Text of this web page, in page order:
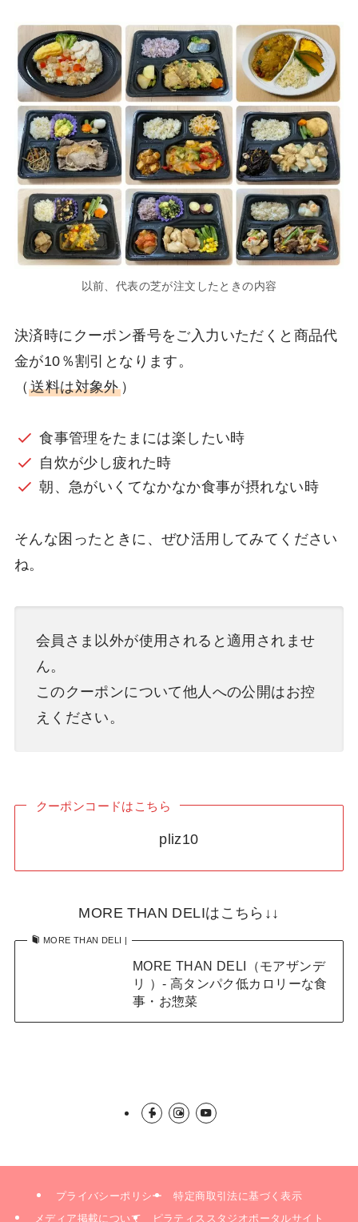
以前、代表の芝が注文したときの内容
決済時にクーポン番号をご入力いただくと商品代
金が10％割引となります。
（送料は対象外）
食事管理をたまには楽したい時
自炊が少し疲れた時
朝、急がいくてなかなか食事が摂れない時
そんな困ったときに、ぜひ活用してみてください
ね。
会員さま以外が使用されると適用されませ
ん。
このクーポンについて他人への公開はお控
えください。
クーポンコードはこちら
pliz10
MORE THAN DELIはこちら↓↓
MORE THAN DELI |
MORE THAN DELI（モアザンデ
リ ）- 高タンパク低カロリーな食
事・お惣菜
プライバシーポリシー
特定商取引法に基づく表示
メディア掲載について
ピラティススタジオポータルサイト